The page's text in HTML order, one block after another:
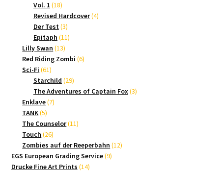
Vol. 1 1818
Produkte
Revised Hardcover 44
Der Test 33
Produkte
Epitaph 1111
Lilly Swan 1313
Produkte
Red Riding Zombi 66
Sci-Fi 6161
Produkte
Starchild 2929
Produkte
The Adventures of Captain Fox 33
Enklave 77
TANK 55
Produkte
The Counselor 1111
Touch 2626
Produkte
Zombies auf der Reeperbahn 1212
EGS European Grading Service 99
Drucke Fine Art Prints 1414